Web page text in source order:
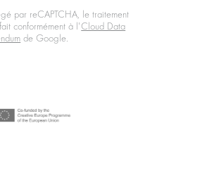
par reCAPTCHA, le traitement
conformément à l' Cloud Data
de Google.